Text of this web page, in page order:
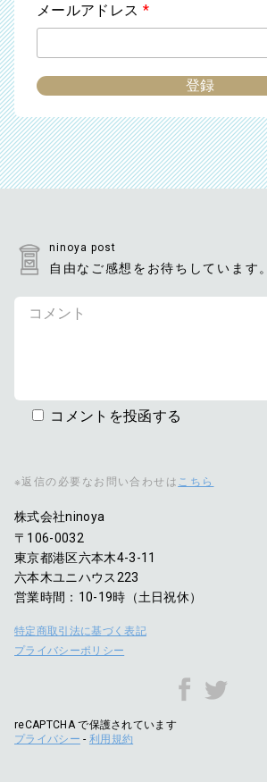
メールアドレス *
ninoya post
自由なご感想をお待ちしています。
コメントを投函する
※返信の必要なお問い合わせは こちら
株式会社ninoya
〒106-0032
東京都港区六本木4-3-11
六本木ユニハウス223
営業時間：10-19時（土日祝休）
特定商取引法に基づく表記
プライバシーポリシー
reCAPTCHA で保護されています
プライバシー - 利用規約